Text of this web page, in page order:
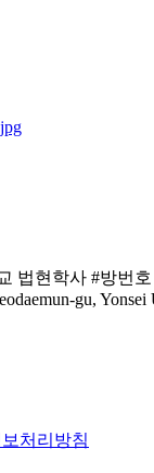
법현학사 #방번호
gu,
처리방침